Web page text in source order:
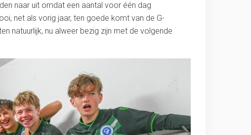
naar uit omdat een aantal voor één dag
net als vorig jaar, ten goede komt van de G-
natuurlijk, nu alweer bezig zijn met de volgende